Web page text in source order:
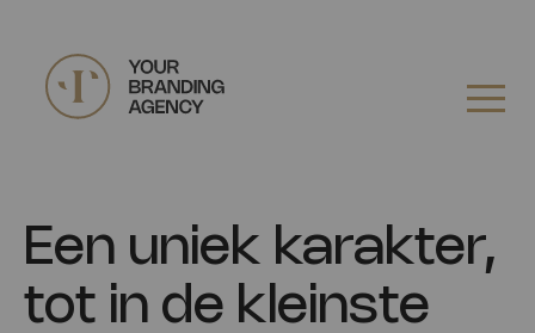
Een uniek karakter,
tot in de kleinste